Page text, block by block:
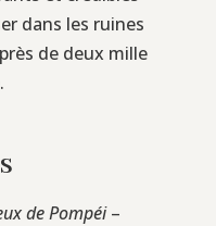
dans les ruines
de deux mille
de Pompéi–